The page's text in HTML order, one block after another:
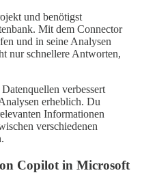
und benötigst
Mit dem Connector
und in seine Analysen
nur schnellere Antworten,
verbessert
erheblich. Du
Informationen
verschiedenen
Copilot in Microsoft